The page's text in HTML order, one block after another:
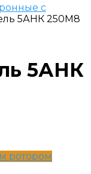
с
5АНК 250М8
5АНК
ротором